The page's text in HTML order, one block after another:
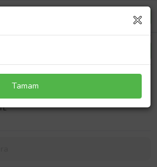
Tırnak Makası 3400
Tamam